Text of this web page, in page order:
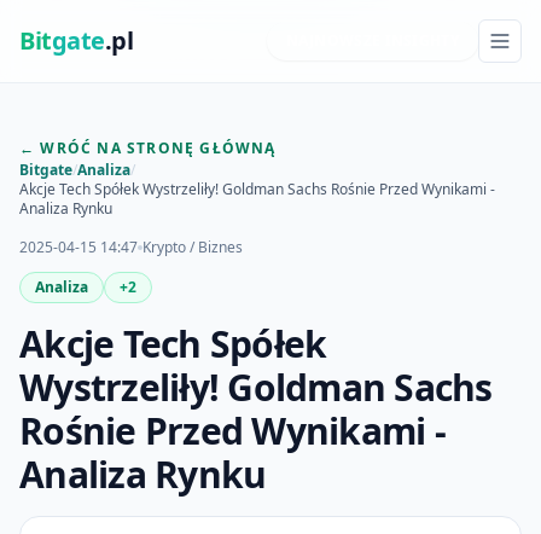
Bitgate.pl
← WRÓĆ NA STRONĘ GŁÓWNĄ
Bitgate/Analiza/
Akcje Tech Spółek Wystrzeliły! Goldman Sachs Rośnie Przed Wynikami -
Analiza Rynku
2025-04-15 14:47 Krypto / Biznes
Analiza
+2
Akcje Tech Spółek
Wystrzeliły! Goldman Sachs
Rośnie Przed Wynikami -
Analiza Rynku